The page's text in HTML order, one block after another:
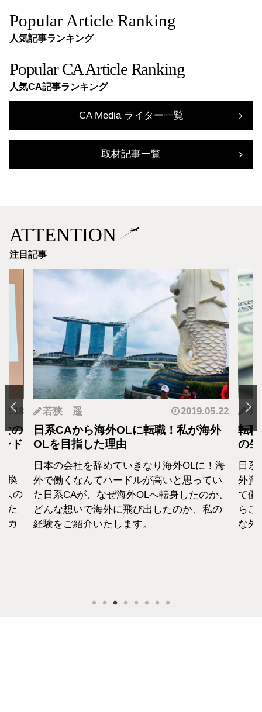
Popular Article Ranking
人気記事ランキング
Popular CA Article Ranking
人気CA記事ランキング
CA Media ライター一覧
取材記事一覧
ATTENTION
注目記事
の
ド
換
人の
た
カ
若狭 遥 2019.05.22
日系CAから海外OLに転職！私が海外
OLを目指した理由
日本の会社を辞めていきなり海外OLに！海
外で働くなんてハードルが高いと思ってい
た日系CAが、なぜ海外OLへ転身したのか、
どんな想いで海外に飛び出したのか、私の
経験をご紹介いたします。
羽
転
の
日
外資
て働
らこ
な外